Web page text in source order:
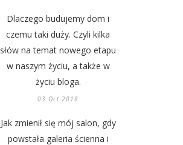
Dlaczego budujemy dom i
czemu taki duży. Czyli kilka
słów na temat nowego etapu
w naszym życiu, a także w
życiu bloga.
03 Oct 2018
Jak zmienił się mój salon, gdy
powstała galeria ścienna i